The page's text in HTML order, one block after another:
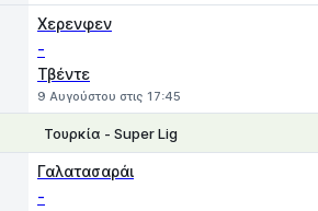
Χερενφεν
-
Τβέντε
9 Αυγούστου στις 17:45
Τουρκία - Super Lig
Γαλατασαράι
-